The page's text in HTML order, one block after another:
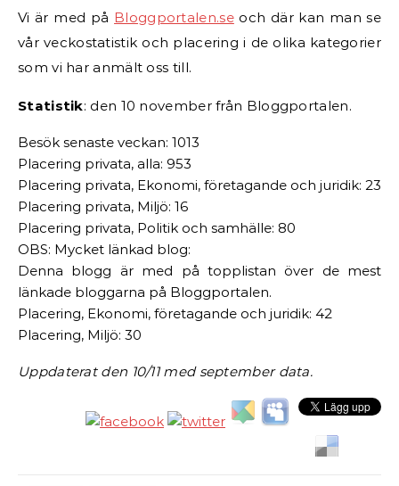
Vi är med på Bloggportalen.seoch där kan man se
vår veckostatistik och placering i de olika kategorier
som vi har anmält oss till.
Statistik: den 10 november från Bloggportalen.
Besök senaste veckan: 1013
Placering privata, alla: 953
Placering privata, Ekonomi, företagande och juridik: 23
Placering privata, Miljö: 16
Placering privata, Politik och samhälle: 80
OBS: Mycket länkad blog:
Denna blogg är med på topplistan över de mest
länkade bloggarna på Bloggportalen.
Placering, Ekonomi, företagande och juridik: 42
Placering, Miljö: 30
Uppdaterat den 10/11 med september data.